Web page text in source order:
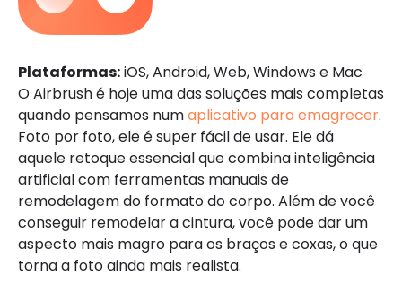
Plataformas:iOS, Android, Web, Windows e Mac
O Airbrush é hoje uma das soluções mais completas
quando pensamos numaplicativo para emagrecer.
Foto por foto, ele é super fácil de usar. Ele dá
aquele retoque essencial que combina inteligência
artificial com ferramentas manuais de
remodelagem do formato do corpo. Além de você
conseguir remodelar a cintura, você pode dar um
aspecto mais magro para os braços e coxas, o que
torna a foto ainda mais realista.